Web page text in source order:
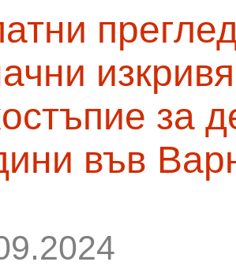
за
във